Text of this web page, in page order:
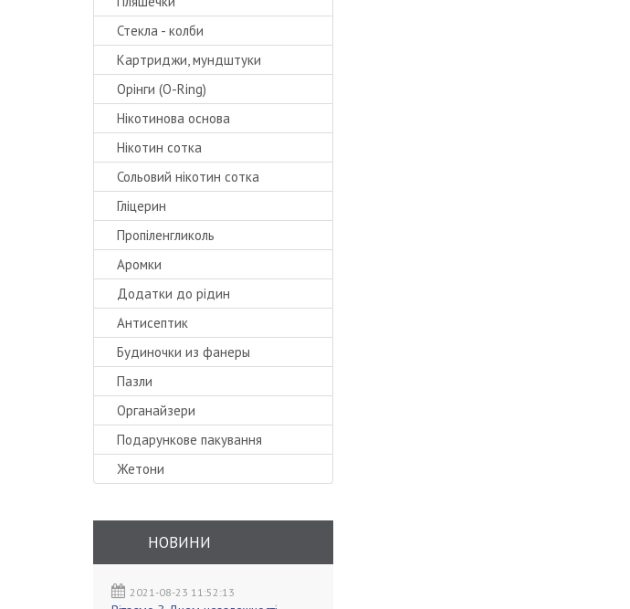
Стекла - колби
Картриджи, мундштуки
Орінги (O-Ring)
Нікотинова основа
Нікотин сотка
Сольовий нікотин сотка
Гліцерин
Пропіленгликоль
Аромки
Додатки до рідин
Антисептик
Будиночки из фанеры
Пазли
Органайзери
Подарункове пакування
Жетони
НОВИНИ
2021-08-23 11:52:13